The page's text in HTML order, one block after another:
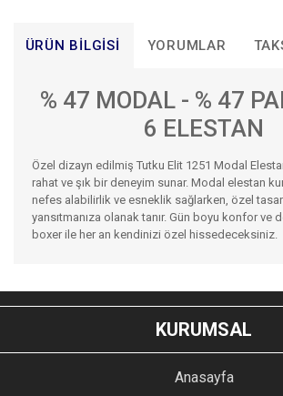
ÜRÜN BILGISI YORUMLAR
% 47 MODAL - % 47
6 ELESTAN
Özel dizayn edilmiş Tutku Elit 1251 Modal
rahat ve şık bir deneyim sunar. Modal elestan
nefes alabilirlik ve esneklik sağlarken, özel
yansıtmanıza olanak tanır. Gün boyu konfor ve
boxer ile her an kendinizi özel hissedeceksiniz.
YORUM YAZ
Bu ürünün fiyat bilgisi, resim, ürün
konularda yetersiz gördüğünüz noktaları
kullanarak tarafımıza iletebilirsiniz.
Ürün resmi kalitesiz, bozuk veya
KURUMSAL
Anasayfa